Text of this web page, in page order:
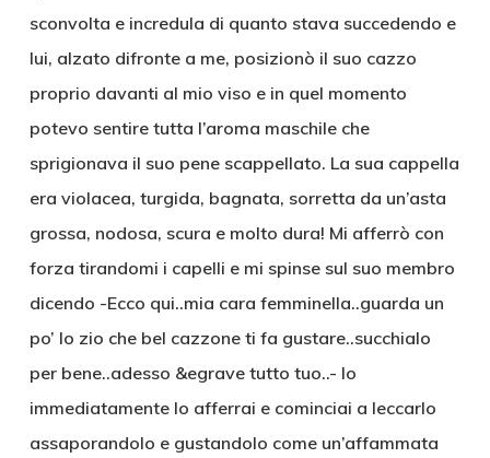
sconvolta e incredula di quanto stava succedendo e
lui, alzato difronte a me, posizionò il suo cazzo
proprio davanti al mio viso e in quel momento
potevo sentire tutta l’aroma maschile che
sprigionava il suo pene scappellato. La sua cappella
era violacea, turgida, bagnata, sorretta da un’asta
grossa, nodosa, scura e molto dura! Mi afferrò con
forza tirandomi i capelli e mi spinse sul suo membro
dicendo -Ecco qui..mia cara femminella..guarda un
po’ lo zio che bel cazzone ti fa gustare..succhialo
per bene..adesso &egrave tutto tuo..- Io
immediatamente lo afferrai e cominciai a leccarlo
assaporandolo e gustandolo come un’affammata